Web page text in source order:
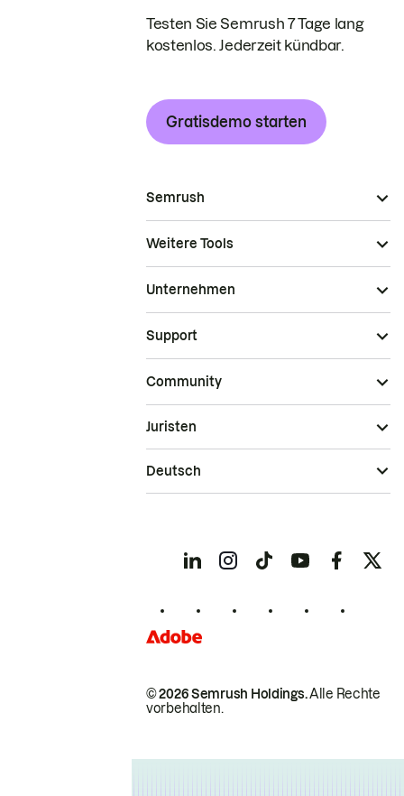
Testen Sie Semrush 7 Tage lang
kostenlos. Jederzeit kündbar.
Gratisdemo starten
Semrush
Weitere Tools
Unternehmen
Support
Community
© 2026 Semrush Holdings.Alle Rechte
vorbehalten.
Juristen
Deutsch